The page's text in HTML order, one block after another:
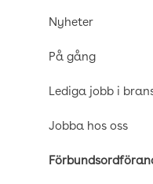
Nyheter
På gång
Lediga jobb i
Jobba hos oss